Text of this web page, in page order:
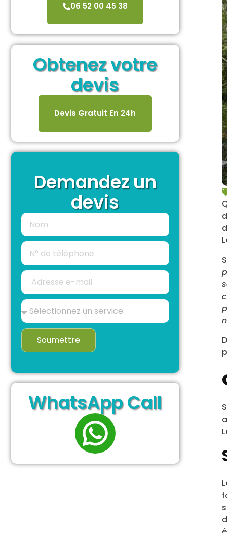
06 52 00 45 38
Obtenez votre
devis
Devis Gratuit En 24h
Demandez un
devis
Soumettre
WhatsApp Call